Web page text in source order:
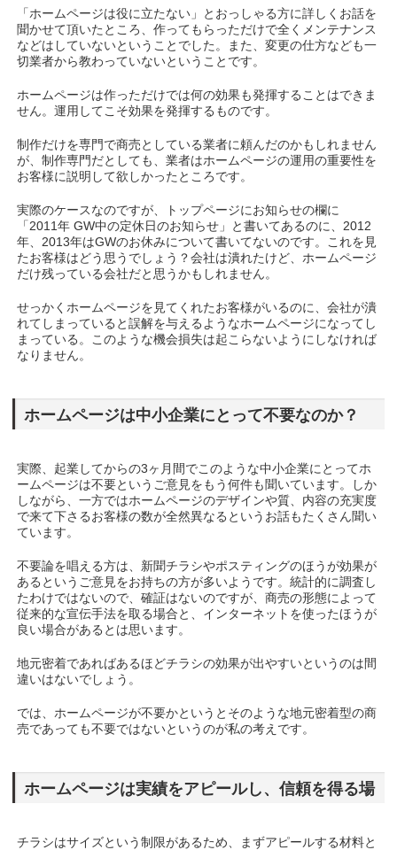
「ホームページは役に立たない」とおっしゃる方に詳しくお話を
聞かせて頂いたところ、作ってもらっただけで全くメンテナンス
などはしていないということでした。また、変更の仕方なども一
切業者から教わっていないということです。
ホームページは作っただけでは何の効果も発揮することはできま
せん。運用してこそ効果を発揮するものです。
制作だけを専門で商売としている業者に頼んだのかもしれません
が、制作専門だとしても、業者はホームページの運用の重要性を
お客様に説明して欲しかったところです。
実際のケースなのですが、トップページにお知らせの欄に
「2011年 GW中の定休日のお知らせ」と書いてあるのに、2012
年、2013年はGWのお休みについて書いてないのです。これを見
たお客様はどう思うでしょう？会社は潰れたけど、ホームページ
だけ残っている会社だと思うかもしれません。
せっかくホームページを見てくれたお客様がいるのに、会社が潰
れてしまっていると誤解を与えるようなホームページになってし
まっている。このような機会損失は起こらないようにしなければ
なりません。
ホームページは中小企業にとって不要なのか？
実際、起業してからの3ヶ月間でこのような中小企業にとってホ
ームページは不要というご意見をもう何件も聞いています。しか
しながら、一方ではホームページのデザインや質、内容の充実度
で来て下さるお客様の数が全然異なるというお話もたくさん聞い
ています。
不要論を唱える方は、新聞チラシやポスティングのほうが効果が
あるというご意見をお持ちの方が多いようです。統計的に調査し
たわけではないので、確証はないのですが、商売の形態によって
従来的な宣伝手法を取る場合と、インターネットを使ったほうが
良い場合があるとは思います。
地元密着であればあるほどチラシの効果が出やすいというのは間
違いはないでしょう。
では、ホームページが不要かというとそのような地元密着型の商
売であっても不要ではないというのが私の考えです。
ホームページは実績をアピールし、信頼を得る場
チラシはサイズという制限があるため、まずアピールする材料と